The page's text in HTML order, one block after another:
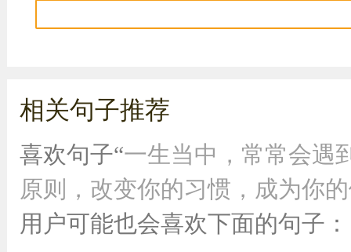
相关句子推荐
喜欢句子“一生当中，常常会遇
原则，改变你的习惯，成为你
用户可能也会喜欢下面的句子：